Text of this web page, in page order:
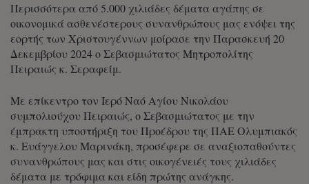
Περισσότερα από 5.000 χιλιάδες δέματα αγάπης σε
οικονομικά ασθενέστερους συνανθρώπους μας ενόψει της
εορτής των Χριστουγέννων μοίρασε την Παρασκευή 20
Δεκεμβρίου 2024 ο Σεβασμιώτατος Μητροπολίτης
Πειραιώς κ. Σεραφείμ.
Με επίκεντρο τον Ιερό Ναό Αγίου Νικολάου
συμπολιούχου Πειραιώς, ο Σεβασμιώτατος με την
έμπρακτη υποστήριξη του Προέδρου της ΠΑΕ Ολυμπιακός
κ. Ευάγγελου Μαρινάκη, προσέφερε σε αναξιοπαθούντες
συνανθρώπους μας και στις οικογένειές τους χιλιάδες
δέματα με τρόφιμα και είδη πρώτης ανάγκης.